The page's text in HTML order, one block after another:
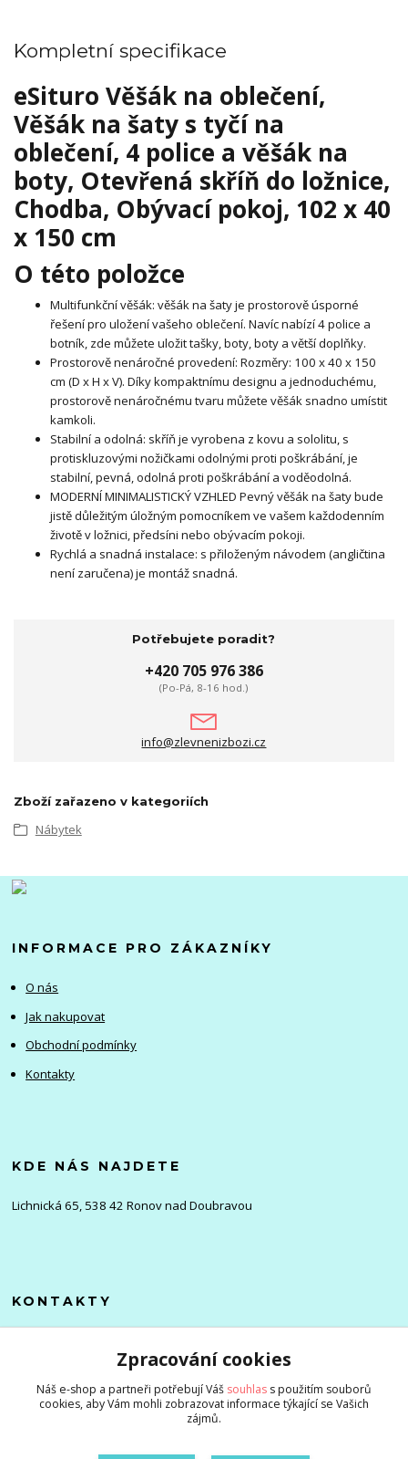
Kompletní specifikace
eSituro Věšák na oblečení,
Věšák na šaty s tyčí na
oblečení, 4 police a věšák na
boty, Otevřená skříň do ložnice,
Chodba, Obývací pokoj, 102 x 40
x 150 cm
O této položce
Multifunkční věšák: věšák na šaty je prostorově úsporné
řešení pro uložení vašeho oblečení. Navíc nabízí 4 police a
botník, zde můžete uložit tašky, boty, boty a větší doplňky.
Prostorově nenáročné provedení: Rozměry: 100 x 40 x 150
cm (D x H x V). Díky kompaktnímu designu a jednoduchému,
prostorově nenáročnému tvaru můžete věšák snadno umístit
kamkoli.
Stabilní a odolná: skříň je vyrobena z kovu a sololitu, s
protiskluzovými nožičkami odolnými proti poškrábání, je
stabilní, pevná, odolná proti poškrábání a voděodolná.
MODERNÍ MINIMALISTICKÝ VZHLED Pevný věšák na šaty bude
jistě důležitým úložným pomocníkem ve vašem každodenním
životě v ložnici, předsíni nebo obývacím pokoji.
Rychlá a snadná instalace: s přiloženým návodem (angličtina
není zaručena) je montáž snadná.
Potřebujete poradit?
+420 705 976 386
(Po-Pá, 8-16 hod.)
info@zlevnenizbozi.cz
Zboží zařazeno v kategoriích
Nábytek
INFORMACE PRO ZÁKAZNÍKY
O nás
Jak nakupovat
Obchodní podmínky
Kontakty
KDE NÁS NAJDETE
Lichnická 65, 538 42 Ronov nad Doubravou
KONTAKTY
+420 705 976 386
info@zlevnenizbozi.cz
Zpracování cookies
Náš e-shop a partneři potřebují Váš souhlas s použitím souborů
cookies, aby Vám mohli zobrazovat informace týkající se Vašich
zájmů.